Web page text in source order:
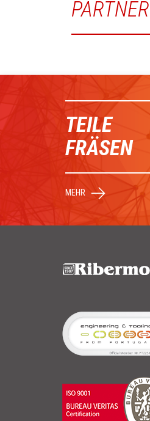
PARTNER
TEILE
FRÄSEN
MEHR